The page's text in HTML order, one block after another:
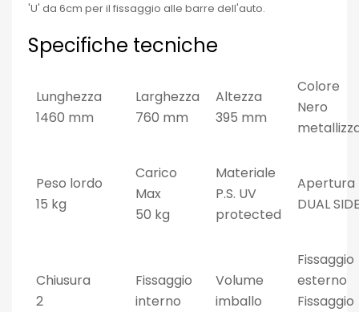
'U' da 6cm per il fissaggio alle barre dell'auto.
Specifiche tecniche
Lunghezza
1460 mm
Larghezza
760 mm
Altezza
395 mm
Colore
Nero
Peso lordo
15 kg
Carico
Max
50 kg
Materiale
P.S. UV
protected
Apertura
DUAL
Chiusura
2
Fissaggio
interno
Volume
imballo
Fissaggio
esterno
Fissaggio